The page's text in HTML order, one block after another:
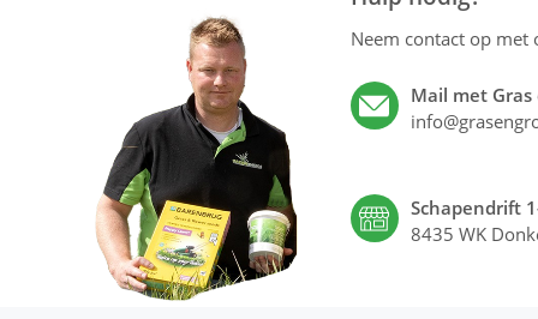
Neem contact op met
Mail met Gras
Schapendrift
8435 WK